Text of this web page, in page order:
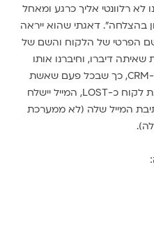
לא רלוונטי אליך כרגע ומאחל
בהצלחה". דאגתי שהוא ייראה
הפרטי של הלקוח והשם של
דיברו, וחיברנו אותו
באוטומציה ל-CRM, כך שבכל פעם שאשת
מכירות מסמנת לקוח כ-LOST, המייל יישלח
המייל שלה (לא ממערכת